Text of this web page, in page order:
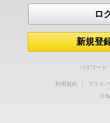
新規登
パスワード
利用規約 ｜ プライ
©